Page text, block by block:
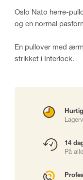
Oslo Nato herre-
og en normal
En pullover med
strikket i Interlock.
14
På